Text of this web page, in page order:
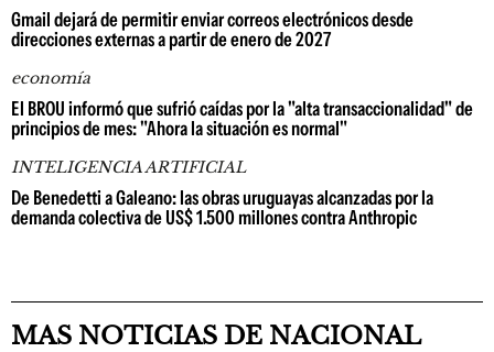
Gmail dejará de permitir enviar correos electrónicos desde
direcciones externas a partir de enero de 2027
economía
El BROU informó que sufrió caídas por la "alta transaccionalidad" de
principios de mes: "Ahora la situación es normal"
INTELIGENCIA ARTIFICIAL
De Benedetti a Galeano: las obras uruguayas alcanzadas por la
demanda colectiva de US$ 1.500 millones contra Anthropic
MAS NOTICIAS DE NACIONAL